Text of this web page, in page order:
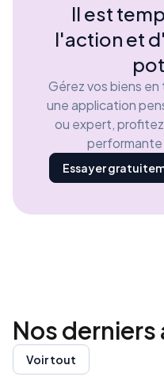
Il est
l'action et
Gérez vos biens
une application
ou expert,
performante
Essayer
Nos derniers
Voir tout